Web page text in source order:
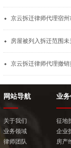
京云拆迁律师代理宿
房屋被列入拆迁范围
京云拆迁律师代理撤
网站导航
关于我们
业务领域
律师团队
业
征地
企业
房产